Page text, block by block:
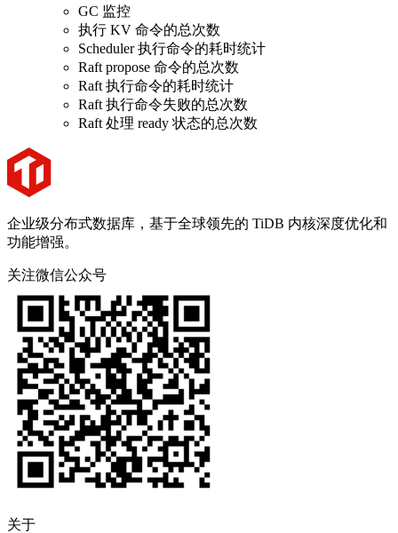
GC 监控
执行 KV 命令的总次数
Scheduler 执行命令的耗时统计
Raft propose 命令的总次数
Raft 执行命令的耗时统计
Raft 执行命令失败的总次数
Raft 处理 ready 状态的总次数
企业级分布式数据库，基于全球领先的 TiDB 内核深度优化和
功能增强。
关注微信公众号
关于